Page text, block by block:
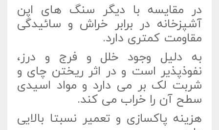
در مقایسه با دیگر سنگ های اپن
آشپزخانه در برابر خراش و سائیدگی
مقاومت کمتری دارد.
به دلیل وجود خلل و فرج و درز،
نفوذپذیر است و در اثر ریختن چای و
شربت لک بر می دارد و مواد اسیدی
سطح آن را خراب می کند.
هزینه پاکسازی و تعمیر نسبتا بالایی